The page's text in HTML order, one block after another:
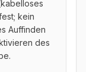
kein
Auffinden
des